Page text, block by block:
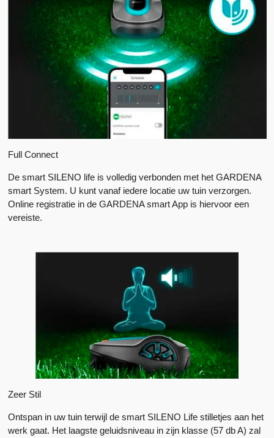
Full Connect
De smart SILENO life is volledig verbonden met het GARDENA
smart System. U kunt vanaf iedere locatie uw tuin verzorgen.
Online registratie in de GARDENA smart App is hiervoor een
vereiste.
Zeer Stil
Ontspan in uw tuin terwijl de smart SILENO Life stilletjes aan het
werk gaat. Het laagste geluidsniveau in zijn klasse (57 db A) zal